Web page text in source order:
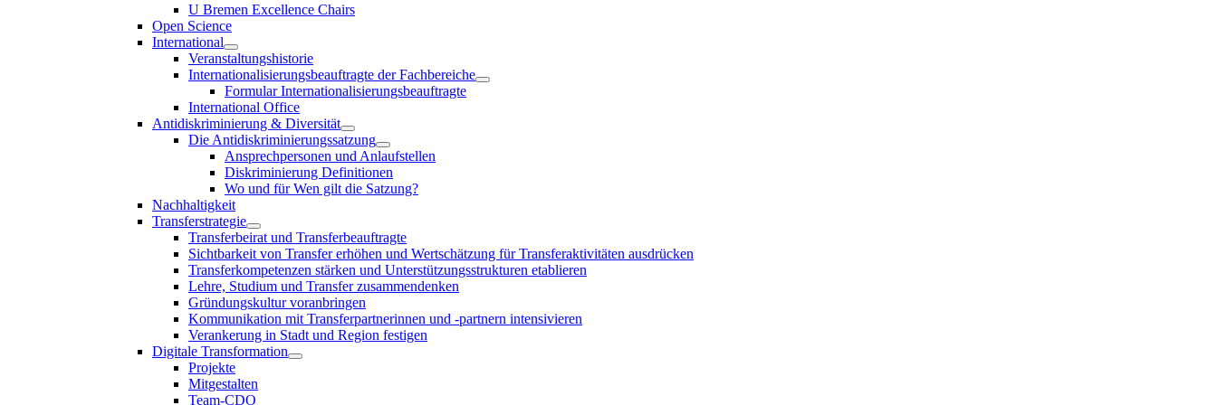
U Bremen Excellence Chairs
Open Science
International
Veranstaltungshistorie
Internationalisierungsbeauftragte der Fachbereiche
Formular Internationalisierungsbeauftragte
International Office
Antidiskriminierung & Diversität
Die Antidiskriminierungssatzung
Ansprechpersonen und Anlaufstellen
Diskriminierung Definitionen
Wo und für Wen gilt die Satzung?
Nachhaltigkeit
Transferstrategie
Transferbeirat und Transferbeauftragte
Sichtbarkeit von Transfer erhöhen und Wertschätzung für Transferaktivitäten ausdrücken
Transferkompetenzen stärken und Unterstützungsstrukturen etablieren
Lehre, Studium und Transfer zusammendenken
Gründungskultur voranbringen
Kommunikation mit Transferpartnerinnen und -partnern intensivieren
Verankerung in Stadt und Region festigen
Digitale Transformation
Projekte
Mitgestalten
Team-CDO